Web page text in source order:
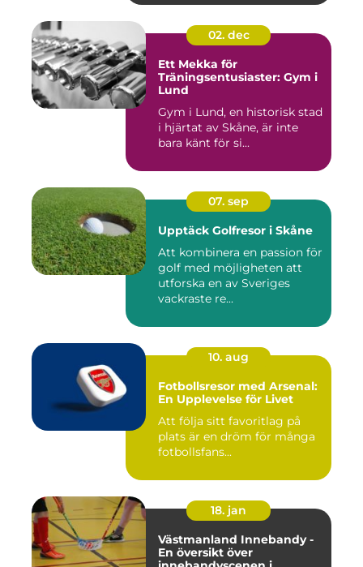
02. dec
Ett Mekka för
Träningsentusiaster: Gym i
Lund
Gym i Lund, en historisk stad
i hjärtat av Skåne, är inte
bara känt för si...
07. sep
Upptäck Golfresor i Skåne
Att kombinera en passion för
golf med möjligheten att
utforska en av Sveriges
vackraste re...
10. aug
Fotbollsresor med Arsenal:
En Upplevelse för Livet
Att följa sitt favoritlag på
plats är en dröm för många
fotbollsfans...
18. jan
Västmanland Innebandy -
En översikt över